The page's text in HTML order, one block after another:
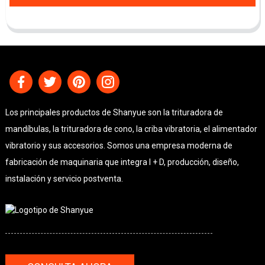
Los principales productos de Shanyue son la trituradora de
mandíbulas, la trituradora de cono, la criba vibratoria, el alimentador
vibratorio y sus accesorios. Somos una empresa moderna de
fabricación de maquinaria que integra I + D, producción, diseño,
instalación y servicio postventa.